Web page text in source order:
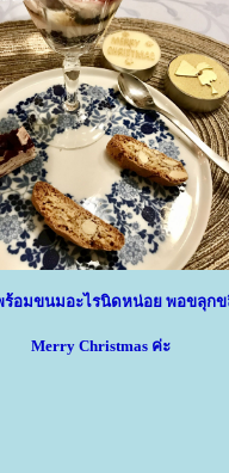
ร้อมขนมอะไรนิดหน่อย พอขลุกข
Merry Christmas ค่ะ